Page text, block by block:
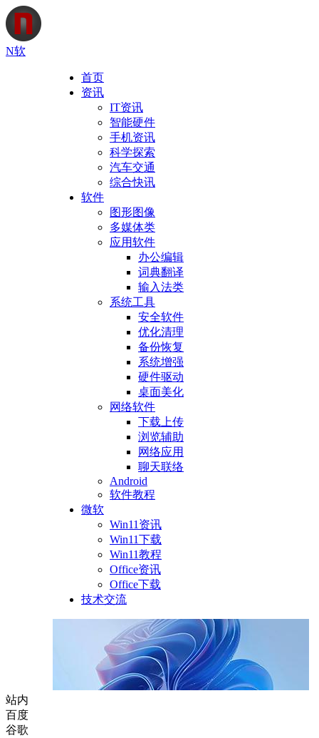
N软
首页
资讯
IT资讯
智能硬件
手机资讯
科学探索
汽车交通
综合快讯
软件
图形图像
多媒体类
应用软件
办公编辑
词典翻译
输入法类
系统工具
安全软件
优化清理
备份恢复
系统增强
硬件驱动
桌面美化
网络软件
下载上传
浏览辅助
网络应用
聊天联络
Android
软件教程
微软
Win11资讯
Win11下载
Win11教程
Office资讯
Office下载
技术交流
站内
百度
谷歌